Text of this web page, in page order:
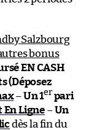
Salzbourg
bonus
EN CASH
(Déposez
–Un 1er pari
En Ligne –Un
dès la fin du